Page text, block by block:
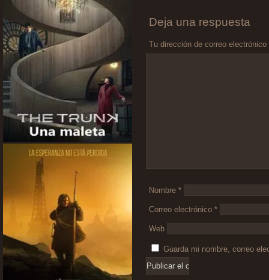
Deja una respuesta
Tu dirección de correo
Nombre *
Correo electrónico *
Web
Guarda mi nombre, correo